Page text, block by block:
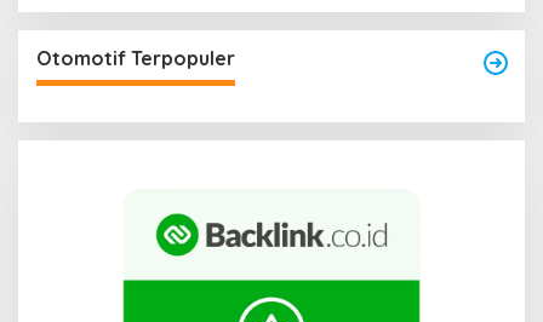
Otomotif Terpopuler